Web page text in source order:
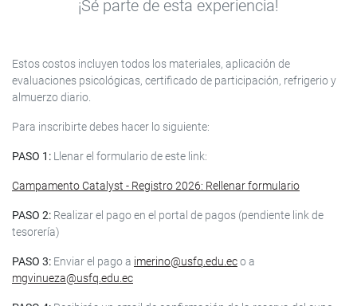
¡Sé parte de esta experiencia!
Estos costos incluyen todos los materiales, aplicación de
evaluaciones psicológicas, certificado de participación, refrigerio y
almuerzo diario.
Para inscribirte debes hacer lo siguiente:
PASO 1: Llenar el formulario de este link:
Campamento Catalyst - Registro 2026: Rellenar formulario
PASO 2: Realizar el pago en el portal de pagos (pendiente link de
tesorería)
PASO 3: Enviar el pago a imerino@usfq.edu.eco a
mgvinueza@usfq.edu.ec